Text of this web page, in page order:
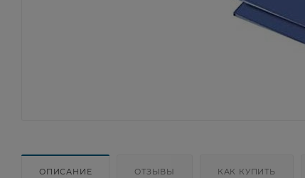
ОПИСАНИЕ ОТЗЫВЫ КАК КУПИТЬ